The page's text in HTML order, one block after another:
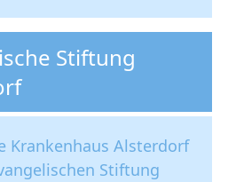
Stiftung
Krankenhaus Alsterdorf
Stiftung